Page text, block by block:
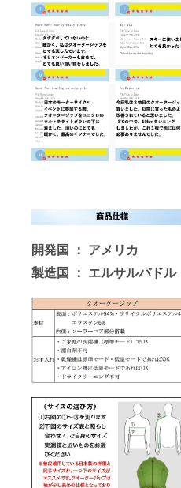
開発国 ： アメリカ
製造国 ： エルサルバドル